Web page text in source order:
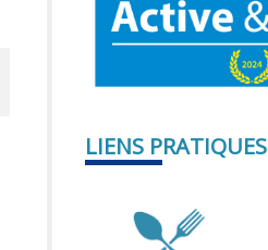
LIENS PRATIQUES